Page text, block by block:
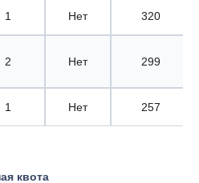
1 Нет 320
2 Нет 299
1 Нет 257
квота